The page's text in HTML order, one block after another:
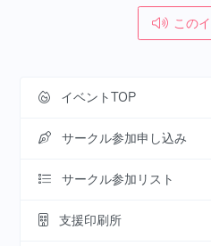
この
イベントTOP
サークル参加申し込み
サークル参加リスト
支援印刷所